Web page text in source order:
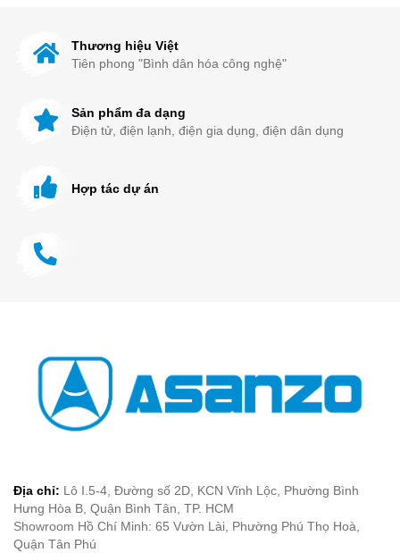
Thương hiệu Việt
Tiên phong "Bình dân hóa công nghệ"
Sản phẩm đa dạng
Điện tử, điện lạnh, điện gia dụng, điện dân dụng
Hợp tác dự án
Địa chỉ: Lô I.5-4, Đường số 2D, KCN Vĩnh Lộc, Phường Bình
Hưng Hòa B, Quận Bình Tân, TP. HCM
Showroom Hồ Chí Minh: 65 Vườn Lài, Phường Phú Thọ Hoà,
Quận Tân Phú